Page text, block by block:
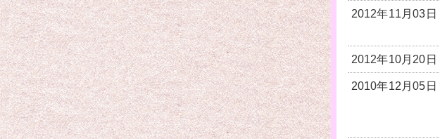
2012年11月03日
2012年10月20日
2010年12月05日